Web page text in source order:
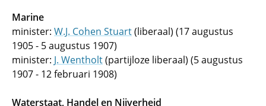
Marine
minister: W.J. Cohen Stuart(liberaal) (17 augustus
1905 - 5 augustus 1907)
minister: J. Wentholt(partijloze liberaal) (5 augustus
1907 - 12 februari 1908)
Waterstaat, Handel en Nijverheid